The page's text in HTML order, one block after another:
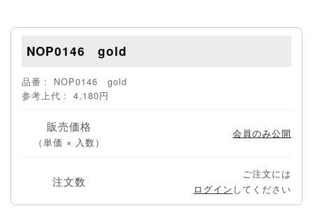
NOP0146 gold
品番
NOP0146 gold
参考上代
4,180円
販売価格
（単価 × 入数）
会員のみ公開
注文数
ご注文には
ログイン してください